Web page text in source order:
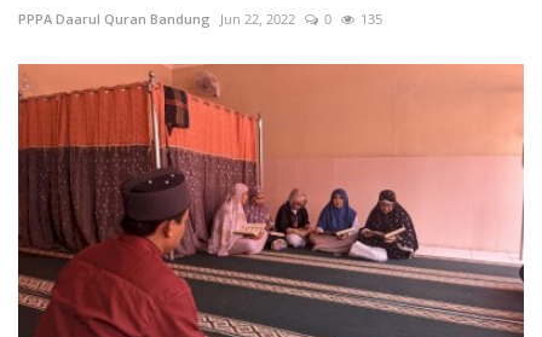
PPPA Daarul Quran Bandung Jun 22, 2022 0 135